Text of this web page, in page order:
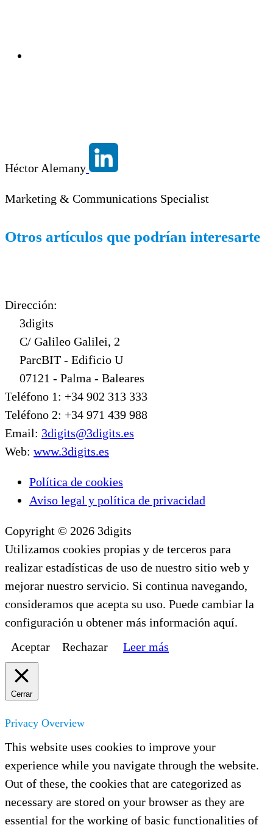
Héctor Alemany
Marketing & Communications Specialist
Otros artículos que podrían interesarte
Dirección:
3digits
C/ Galileo Galilei, 2
ParcBIT - Edificio U
07121 - Palma - Baleares
Teléfono 1: +34 902 313 333
Teléfono 2: +34 971 439 988
Email: 3digits@3digits.es
Web: www.3digits.es
Política de cookies
Aviso legal y política de privacidad
Copyright © 2026 3digits
Utilizamos cookies propias y de terceros para
realizar estadísticas de uso de nuestro sitio web y
mejorar nuestro servicio. Si continua navegando,
consideramos que acepta su uso. Puede cambiar la
configuración u obtener más información aquí.
Aceptar
Rechazar Leer más
Cerrar
Privacy Overview
This website uses cookies to improve your
experience while you navigate through the website.
Out of these, the cookies that are categorized as
necessary are stored on your browser as they are
essential for the working of basic functionalities of